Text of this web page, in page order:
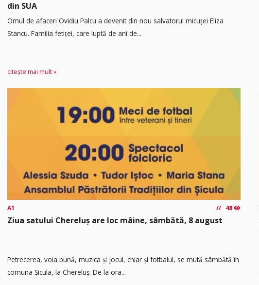
din SUA
Omul de afaceri Ovidiu Palcu a devenit din nou salvatorul micuței Eliza
Stancu. Familia fetiței, care luptă de ani de...
citește mai mult »
A1 48
Ziua satului Chereluș are loc mâine, sâmbătă, 8 august
Petrecerea, voia bună, muzica și jocul, chiar și fotbalul, se mută sâmbătă în
comuna Șicula, la Chereluș. De la ora...